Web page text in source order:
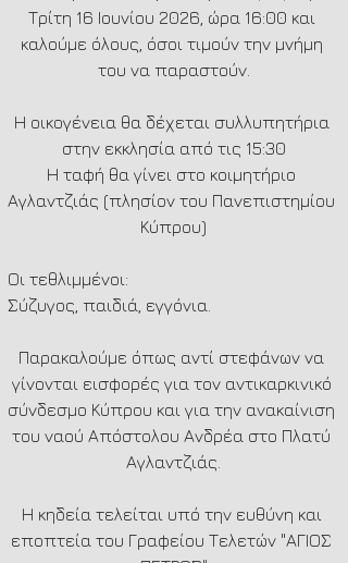
Τρίτη 16 Ιουνίου 2026, ώρα 16:00 και
καλούμε όλους, όσοι τιμούν την μνήμη
του να παραστούν.
Η οικογένεια θα δέχεται συλλυπητήρια
στην εκκλησία από τις 15:30
Η ταφή θα γίνει στο κοιμητήριο
Αγλαντζιάς (πλησίον του Πανεπιστημίου
Κύπρου)
Οι τεθλιμμένοι:
Σύζυγος, παιδιά, εγγόνια.
Παρακαλούμε όπως αντί στεφάνων να
γίνονται εισφορές για τον αντικαρκινικό
σύνδεσμο Κύπρου και για την ανακαίνιση
του ναού Απόστολου Ανδρέα στο Πλατύ
Αγλαντζιάς.
Η κηδεία τελείται υπό την ευθύνη και
εποπτεία του Γραφείου Τελετών "ΑΓΙΟΣ